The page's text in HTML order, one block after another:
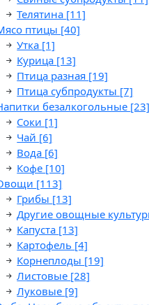
Телятина [11]
птицы [40]
Утка [1]
Курица [13]
Птица разная [19]
Птица субпродукты [7]
безалкогольные [23]
Соки [1]
Чай [6]
Вода [6]
Кофе [10]
[113]
Грибы [13]
Другие овощные
Капуста [13]
Картофель [4]
Корнеплоды [19]
Листовые [28]
Луковые [9]